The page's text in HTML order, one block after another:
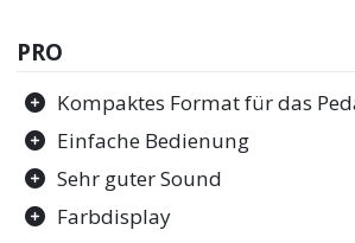
PRO
Kompaktes Format für das
Einfache Bedienung
Sehr guter Sound
Farbdisplay